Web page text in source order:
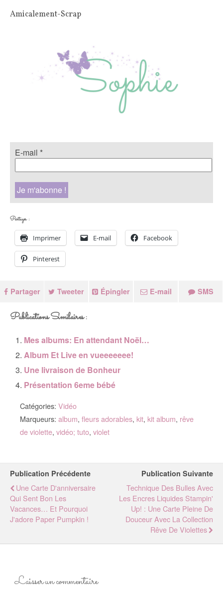
Amicalement-Scrap
E-mail *
Partager :
Imprimer E-mail Facebook
Pinterest
Partager Tweeter Épingler E-mail SMS
Publications Similaires :
Mes albums: En attendant Noël…
Album Et Live en vueeeeeee!
Une livraison de Bonheur
Présentation 6eme bébé
Catégories: Vidéo
Marqueurs: album, fleurs adorables, kit, kit album, rêve
de violette, vidéo; tuto, violet
Publication Précédente
Une Carte D'anniversaire
Qui Sent Bon Les
Vacances… Et Pourquoi
J'adore Paper Pumpkin !
Publication Suivante
Technique Des Bulles Avec
Les Encres Liquides Stampin'
Up! : Une Carte Pleine De
Douceur Avec La Collection
Rêve De Violettes
Laisser un commentaire